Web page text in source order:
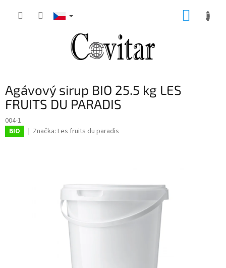
Agávový sirup BIO 25.5 kg LES
FRUITS DU PARADIS
004-1
BIO Značka: Les fruits du paradis